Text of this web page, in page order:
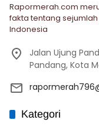
Rapormerah.com
fakta tentang
Indonesia
Jalan Ujung
Pandang, Kota
Kategori